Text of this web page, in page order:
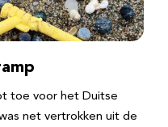
toe voor het Duitse
net vertrokken uit de